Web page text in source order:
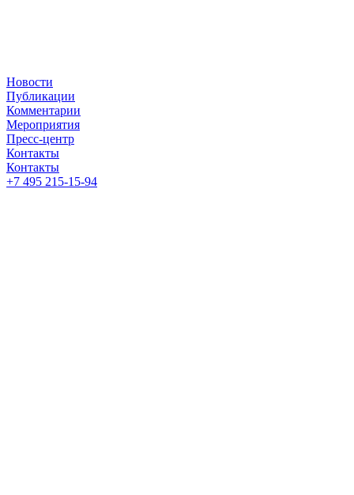
Новости
Публикации
Комментарии
Мероприятия
Пресс-центр
Контакты
Контакты
+7 495 215-15-94